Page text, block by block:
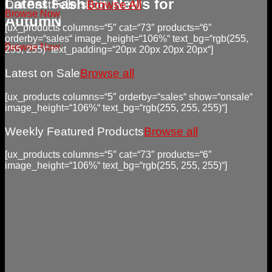
Latest Fashion News for
AutumN
Browse Now
Browse Now
Our BestSellersBrowse All
[ux_products columns=“5″ cat=“73″ products=“6″
orderby=“sales“ image_height=“106%“ text_bg=“rgb(255,
255, 255)“ text_padding=“20px 20px 20px 20px“]
Latest on SaleBrowse all
[ux_products columns=“5″ orderby=“sales“ show=“onsale“
image_height=“106%“ text_bg=“rgb(255, 255, 255)“]
Weekly Featured ProductsBrowse all
[ux_products columns=“5″ cat=“73″ products=“6″
image_height=“106%“ text_bg=“rgb(255, 255, 255)“]